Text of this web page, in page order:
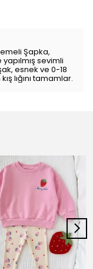
Şapka,
yapılmış sevimli
esnek ve 0-18
lığını tamamlar.